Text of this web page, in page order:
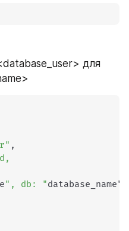
для
,
", db: "database_name"